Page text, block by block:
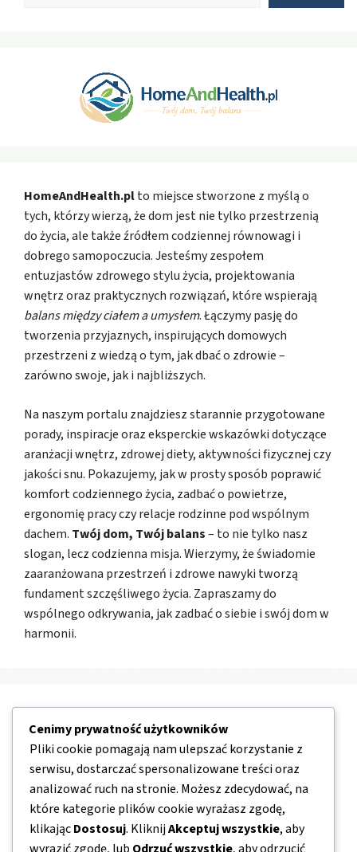
HomeAndHealth.plto miejsce stworzone z myślą o
tych, którzy wierzą, że dom jest nie tylko przestrzenią
do życia, ale także źródłem codziennej równowagi i
dobrego samopoczucia. Jesteśmy zespołem
entuzjastów zdrowego stylu życia, projektowania
wnętrz oraz praktycznych rozwiązań, które wspierają
balans między ciałem a umysłem. Łączymy pasję do
tworzenia przyjaznych, inspirujących domowych
przestrzeni z wiedzą o tym, jak dbać o zdrowie –
zarówno swoje, jak i najbliższych.
Na naszym portalu znajdziesz starannie przygotowane
porady, inspiracje oraz eksperckie wskazówki dotyczące
aranżacji wnętrz, zdrowej diety, aktywności fizycznej czy
jakości snu. Pokazujemy, jak w prosty sposób poprawić
komfort codziennego życia, zadbać o powietrze,
ergonomię pracy czy relacje rodzinne pod wspólnym
dachem. Twój dom, Twój balans– to nie tylko nasz
slogan, lecz codzienna misja. Wierzymy, że świadomie
zaaranżowana przestrzeń i zdrowe nawyki tworzą
fundament szczęśliwego życia. Zapraszamy do
wspólnego odkrywania, jak zadbać o siebie i swój dom w
harmonii.
Nawigacja
O nas
Kontakt
Mapa strony
Polityka prywatności
Cenimy prywatność użytkowników
Pliki cookie pomagają nam ulepszać korzystanie z
serwisu, dostarczać spersonalizowane treści oraz
analizować ruch na stronie. Możesz zdecydować, na
które kategorie plików cookie wyrażasz zgodę,
klikającDostosuj. KliknijAkceptuj wszystkie, aby